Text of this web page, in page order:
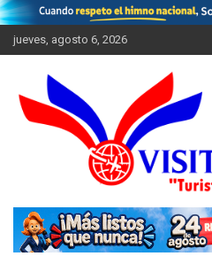
Saltar
al
contenido
jueves, agosto 6, 2026
Visitantes